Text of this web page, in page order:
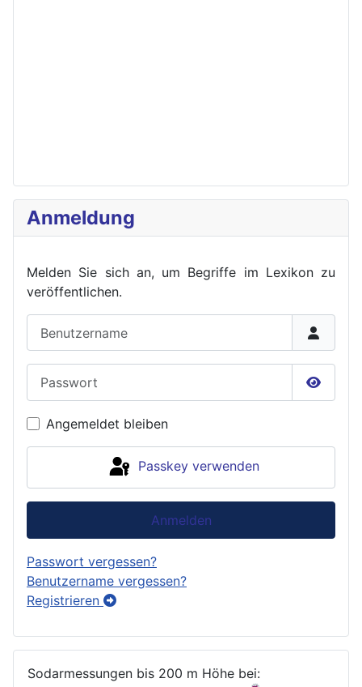
Anmeldung
Melden Sie sich an, um Begriffe im Lexikon zu
veröffentlichen.
Angemeldet bleiben
Passkey verwenden
Anmelden
Passwort vergessen?
Benutzername vergessen?
Registrieren
Sodarmessungen bis 200 m Höhe bei: